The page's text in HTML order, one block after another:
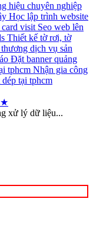
hiệu chuyên nghiệp
Học lập trình website
visit Seo web lên
Thiết kế tờ rơi, tờ
dịch vụ sản
Đặt banner quảng
tphcm Nhận gia công
dép tại tphcm
★
xử lý dữ liệu...